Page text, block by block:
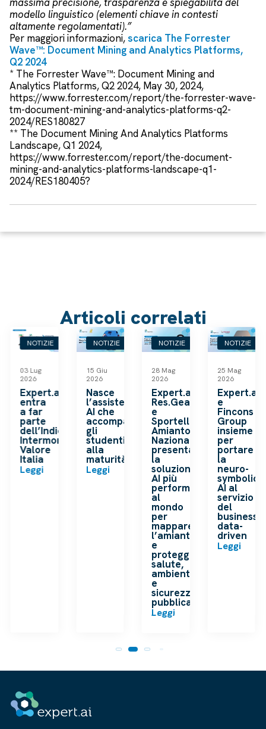
modello linguistico (elementi chiave in contesti
altamente regolamentati).”
Per maggiori informazioni,scarica The Forrester
Wave™: Document Mining and Analytics Platforms,
Q2 2024
* The Forrester Wave™: Document Mining and
Analytics Platforms, Q2 2024, May 30, 2024,
https://www.forrester.com/report/the-forrester-wave-
tm-document-mining-and-analytics-platforms-q2-
2024/RES180827
** The Document Mining And Analytics Platforms
Landscape, Q1 2024,
https://www.forrester.com/report/the-document-
mining-and-analytics-platforms-landscape-q1-
2024/RES180405?
Articoli correlati
NOTIZIE
03 Lug
2026
Expert.ai
entra
a far
parte
dell’Indice
Intermonte
Valore
Italia
Leggi
NOTIZIE
15 Giu
2026
Nasce
l’assistente
AI che
accompagna
gli
studenti
alla
maturità
Leggi
NOTIZIE
28 Mag
2026
Expert.ai,
Res.Gea
e
Sportello
Amianto
Nazionale
presentano
la
soluzione
AI più
performante
al
mondo
per
mappare
l’amianto
e
proteggere
salute,
ambiente
e
sicurezza
pubblica
Leggi
NOTIZIE
25 Mag
2026
Expert.ai
e
Fincons
Group
insieme
per
portare
la
neuro-
symbolic
AI al
servizio
del
business
data-
driven
Leggi